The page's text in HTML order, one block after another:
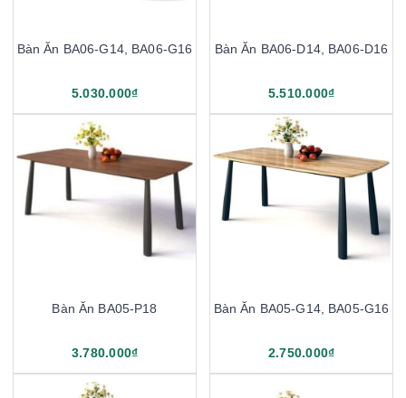
Bàn Ăn BA06-G14, BA06-G16
5.030.000₫
Bàn Ăn BA06-D14, BA06-D16
5.510.000₫
Bàn Ăn BA05-P18
3.780.000₫
Bàn Ăn BA05-G14, BA05-G16
2.750.000₫